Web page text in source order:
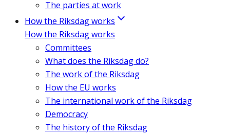
The parties at work
How the Riksdag works
How the Riksdag works
Committees
What does the Riksdag do?
The work of the Riksdag
How the EU works
The international work of the Riksdag
Democracy
The history of the Riksdag